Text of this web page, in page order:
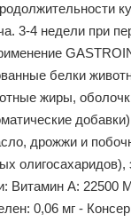
3-4 недели при
белки
жиры,
дрожжи и
олигосахаридов),
Витамин A: 22500
0,06 мг -